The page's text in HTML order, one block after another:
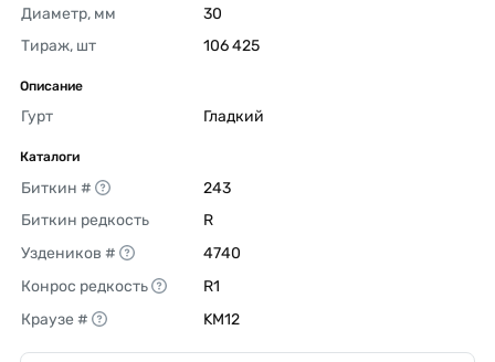
Диаметр, мм
30
Тираж, шт
106 425
Описание
Гурт Гладкий
Каталоги
Биткин #
243
Биткин редкость
R
Уздеников #
4740
Конрос редкость
R1
Краузе #
KM12